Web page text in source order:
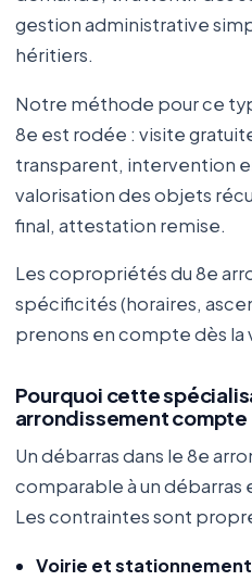
gestion administrative
héritiers.
Notre méthode pour ce
8e est rodée : visite
transparent, intervention
valorisation des objets
final, attestation remise.
Les copropriétés du 8e
spécificités (horaires,
prenons en compte dès la
Pourquoi cette
arrondissement compte
Un débarras dans le 8e
comparable à un débarras
Les contraintes sont
Voirie et stationnement